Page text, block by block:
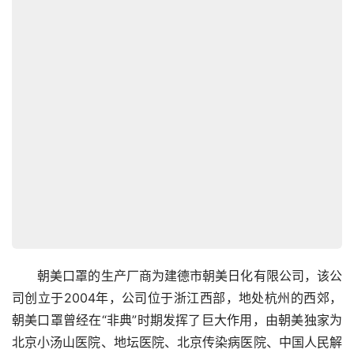
朝美口罩的生产厂商为建德市朝美日化有限公司，该公
司创立于2004年，公司位于浙江西部，地处杭州的西郊，
朝美口罩曾经在“非典”时期发挥了巨大作用，由朝美独家为
北京小汤山医院、地坛医院、北京传染病医院、中国人民解